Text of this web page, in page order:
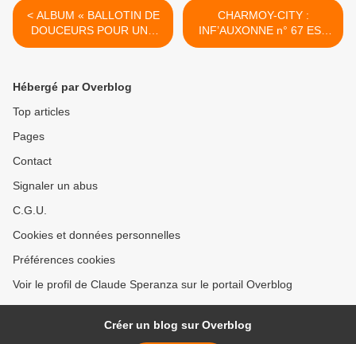
< ALBUM « BALLOTIN DE
DOUCEURS POUR UNE
TRÈVE DES CONFISEURS
CHARMOY-CITY :
INF’AUXONNE n° 67 EST
ARRIVÉ (1) - du 09 Janvier
Hébergé par Overblog
Top articles
Pages
Contact
Signaler un abus
C.G.U.
Cookies et données personnelles
Préférences cookies
Voir le profil de Claude Speranza sur le portail Overblog
Créer un blog sur Overblog